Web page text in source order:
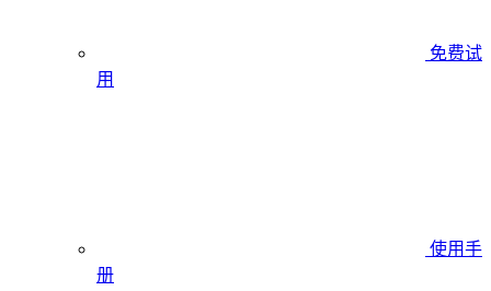
免费试
用
使用手
册